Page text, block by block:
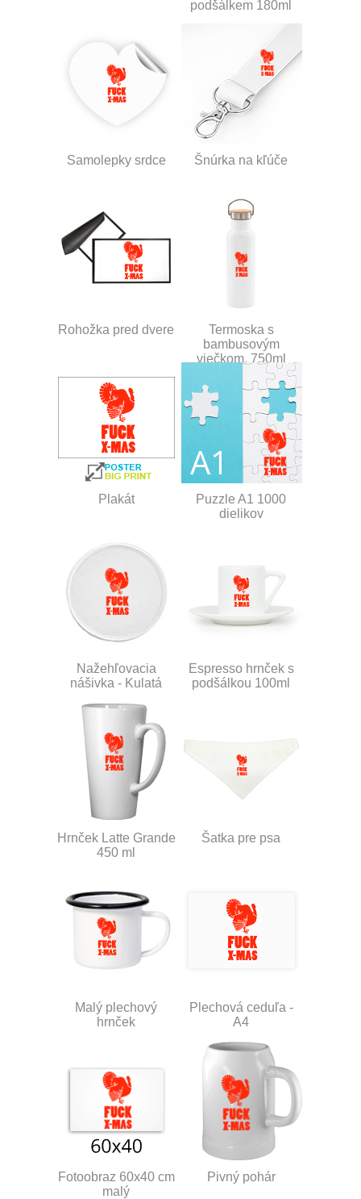
podšálkem 180ml
Samolepky srdce Šnúrka na kľúče
Rohožka pred dvere
Termoska s
bambusovým
viečkom, 750ml
Plakát
Puzzle A1 1000
dielikov
Nažehľovacia
nášivka - Kulatá
Espresso hrnček s
podšálkou 100ml
Hrnček Latte Grande
450 ml
Šatka pre psa
Malý plechový
hrnček
Plechová ceduľa -
A4
Fotoobraz 60x40 cm
malý
Pivný pohár